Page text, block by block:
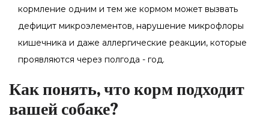
кормление одним и тем же кормом может вызвать
дефицит микроэлементов, нарушение микрофлоры
кишечника и даже аллергические реакции, которые
проявляются через полгода - год.
Как понять, что корм подходит
вашей собаке?